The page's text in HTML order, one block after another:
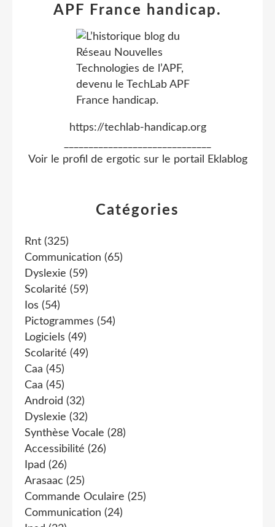
Catégories
Rnt (325)
Communication (65)
Dyslexie (59)
Scolarité (59)
Ios (54)
Pictogrammes (54)
Logiciels (49)
Scolarité (49)
Caa (45)
Caa (45)
Android (32)
Dyslexie (32)
Synthèse Vocale (28)
Accessibilité (26)
Ipad (26)
Arasaac (25)
Commande Oculaire (25)
Communication (24)
APF France handicap.
https://techlab-handicap.org
Voir le profil de ergotic sur le portail Eklablog